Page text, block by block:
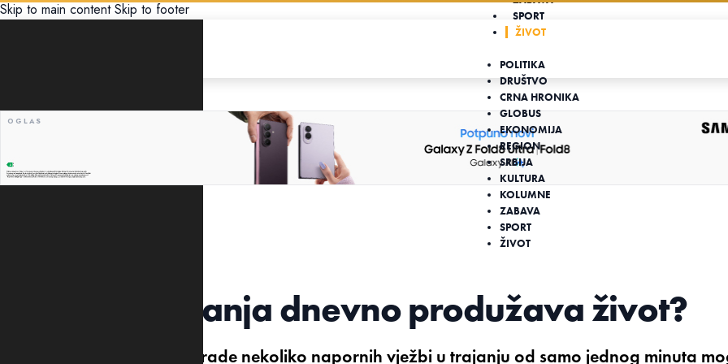
Skip to main content Skip to footer
SPORT
ŽIVOT
POLITIKA
DRUŠTVO
CRNA HRONIKA
GLOBUS
EKONOMIJA
REGION
SRBIJA
KULTURA
KOLUMNE
ZABAVA
SPORT
ŽIVOT
I minut vježbanja dnevno produžava život?
Osobe koje tokom dana urade nekoliko napornih vježbi u trajanju od samo jednog minuta